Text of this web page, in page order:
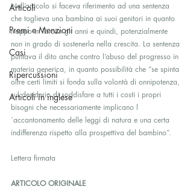
Articoli
Premi e Menzioni
Casi
Ripercussioni
Articoli in inglese
Nell’articolo si faceva riferimento ad una sentenza
che toglieva una bambina ai suoi genitori in quanto
troppo in là con gli anni e quindi, potenzialmente
non in grado di sostenerla nella crescita. La sentenza
puntava il dito anche contro l’abuso del progresso in
materia generica, in quanto possibilità che “se spinta
oltre certi limiti si fonda sulla volontà di onnipotenza,
sul desiderio di soddisfare a tutti i costi i propri
bisogni che necessariamente implicano l
´accantonamento delle leggi di natura e una certa
indifferenza rispetto alla prospettiva del bambino”.
Lettera firmata
ARTICOLO ORIGINALE